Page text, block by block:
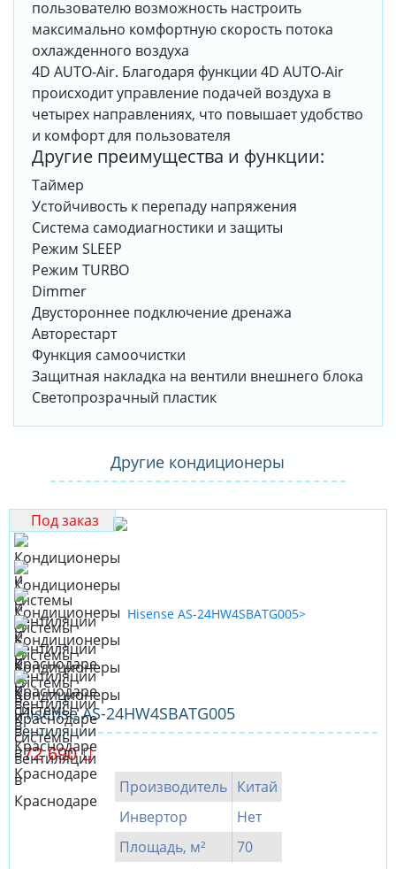
пользователю возможность настроить
максимально комфортную скорость потока
охлажденного воздуха
4D AUTO-Air. Благодаря функции 4D AUTO-Air
происходит управление подачей воздуха в
четырех направлениях, что повышает удобство
и комфорт для пользователя
Другие преимущества и функции:
Таймер
Устойчивость к перепаду напряжения
Система самодиагностики и защиты
Режим SLEEP
Режим TURBO
Dimmer
Двустороннее подключение дренажа
Авторестарт
Функция самоочистки
Защитная накладка на вентили внешнего блока
Светопрозрачный пластик
Другие кондиционеры
Под заказ
Hisense AS-24HW4SBATG005
72 690
Производитель Китай
Инвертор
Нет
Площадь, м²
70